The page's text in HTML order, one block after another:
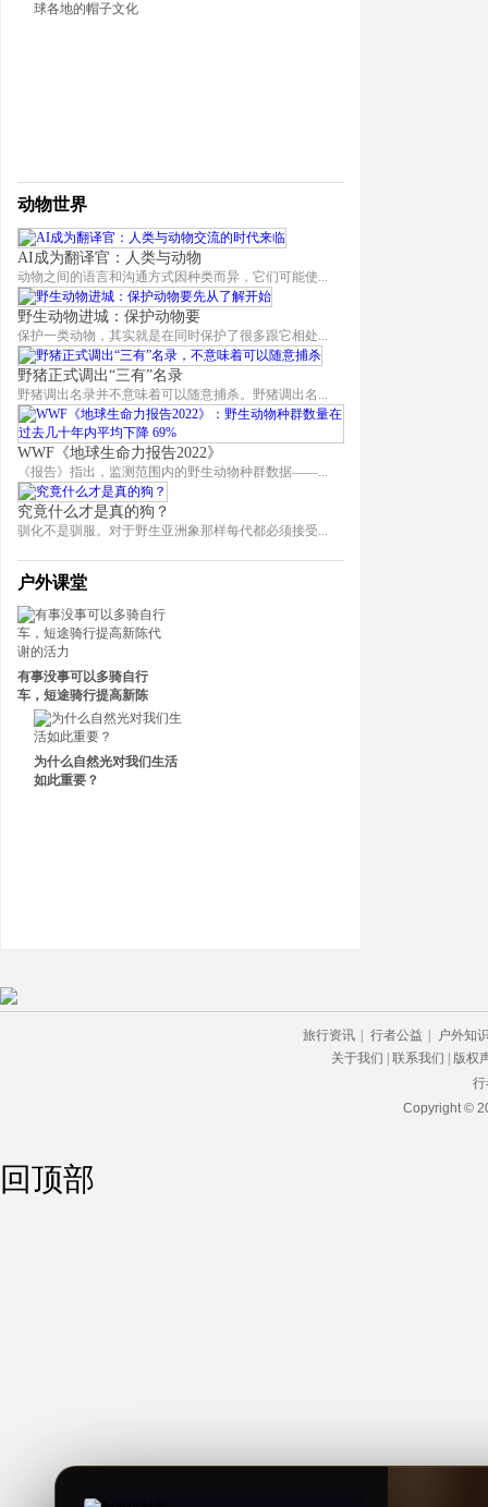
球各地的帽子文化
•自我隔离状态下的思考：敬畏自然，善待生灵
•认识气候变化，最需要的是常识
•在洪水到来之前，我们必须走下道德高地
•适者生存岂是敷衍环保的借口
•有“理性”的放生才是真正的善
动物世界
AI成为翻译官：人类与动物
动物之间的语言和沟通方式因种类而异，它们可能使...
野生动物进城：保护动物要
保护一类动物，其实就是在同时保护了很多跟它相处...
野猪正式调出“三有”名录
野猪调出名录并不意味着可以随意捕杀。野猪调出名...
WWF《地球生命力报告2022》
《报告》指出，监测范围内的野生动物种群数据——...
究竟什么才是真的狗？
驯化不是驯服。对于野生亚洲象那样每代都必须接受...
户外课堂
有事没事可以多骑自行
车，短途骑行提高新陈
为什么自然光对我们生活
如此重要？
•乘邮轮出游时该如何保障自身健康
旅行资讯 行者公益
户外知
关于我们
联系我们
版权
Copyright ©
回顶部